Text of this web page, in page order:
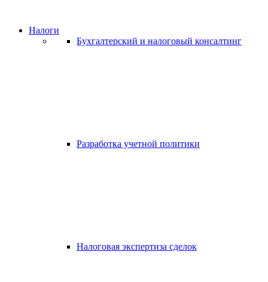
Налоги
Бухгалтерский и налоговый консалтинг
Разработка учетной политики
Налоговая экспертиза сделок